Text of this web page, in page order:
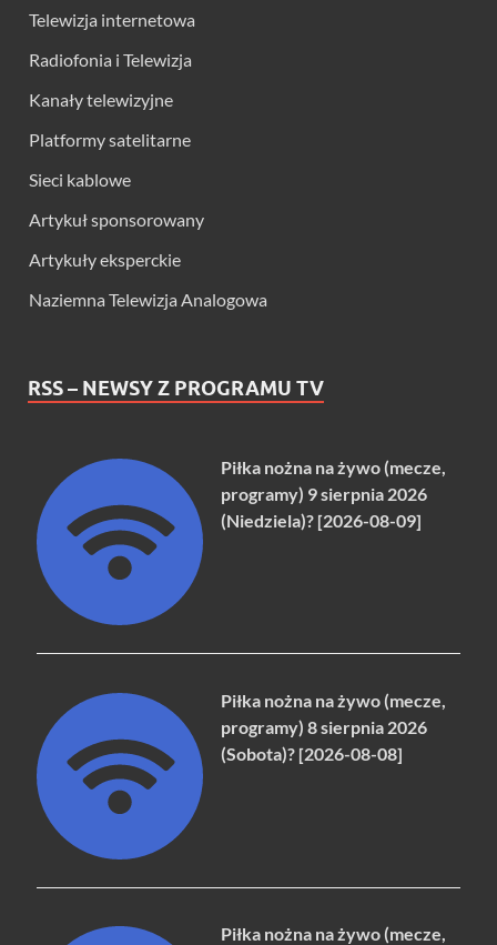
Telewizja internetowa
Radiofonia i Telewizja
Kanały telewizyjne
Platformy satelitarne
Sieci kablowe
Artykuł sponsorowany
Artykuły eksperckie
Naziemna Telewizja Analogowa
RSS – NEWSY Z PROGRAMU TV
Piłka nożna na żywo (mecze,
programy) 9 sierpnia 2026
(Niedziela)? [2026-08-09]
Piłka nożna na żywo (mecze,
programy) 8 sierpnia 2026
(Sobota)? [2026-08-08]
Piłka nożna na żywo (mecze,